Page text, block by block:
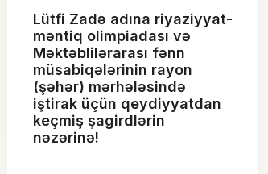
Lütfi Zadə adına riyaziyyat-
məntiq olimpiadası və
Məktəblilərarası fənn
müsabiqələrinin rayon
(şəhər) mərhələsində
iştirak üçün qeydiyyatdan
keçmiş şagirdlərin
nəzərinə!